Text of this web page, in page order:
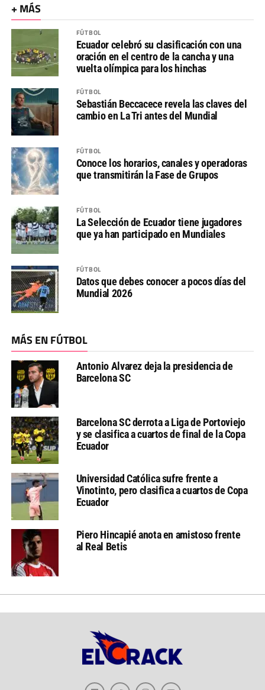
+ MÁS
FÚTBOL
Ecuador celebró su clasificación con una
oración en el centro de la cancha y una
vuelta olímpica para los hinchas
FÚTBOL
Sebastián Beccacece revela las claves del
cambio en La Tri antes del Mundial
FÚTBOL
Conoce los horarios, canales y operadoras
que transmitirán la Fase de Grupos
FÚTBOL
La Selección de Ecuador tiene jugadores
que ya han participado en Mundiales
FÚTBOL
Datos que debes conocer a pocos días del
Mundial 2026
MÁS EN FÚTBOL
Antonio Alvarez deja la presidencia de
Barcelona SC
Barcelona SC derrota a Liga de Portoviejo
y se clasifica a cuartos de final de la Copa
Ecuador
Universidad Católica sufre frente a
Vinotinto, pero clasifica a cuartos de Copa
Ecuador
Piero Hincapié anota en amistoso frente
al Real Betis